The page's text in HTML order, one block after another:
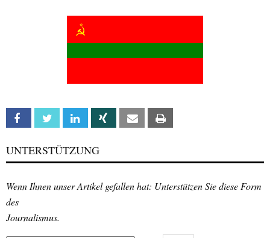
Facebook Twitter Linkedin Xing Email
UNTERSTÜTZUNG
Wenn Ihnen unser Artikel gefallen hat: Unterstützen Sie diese Form
des
Journalismus.